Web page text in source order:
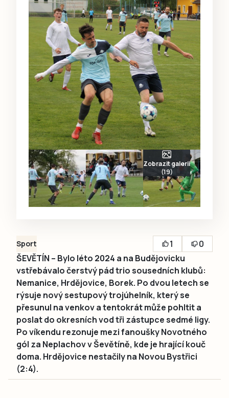
Zobrazit galerii
(19)
Sport 1
0
ŠEVĚTÍN – Bylo léto 2024 a na Budějovicku
vstřebávalo čerstvý pád trio sousedních klubů:
Nemanice, Hrdějovice, Borek. Po dvou letech se
rýsuje nový sestupový trojúhelník, který se
přesunul na venkov a tentokrát může pohltit a
poslat do okresních vod tři zástupce sedmé ligy.
Po víkendu rezonuje mezi fanoušky Novotného
gól za Neplachov v Ševětíně, kde je hrající kouč
doma. Hrdějovice nestačily na Novou Bystřici
(2:4).